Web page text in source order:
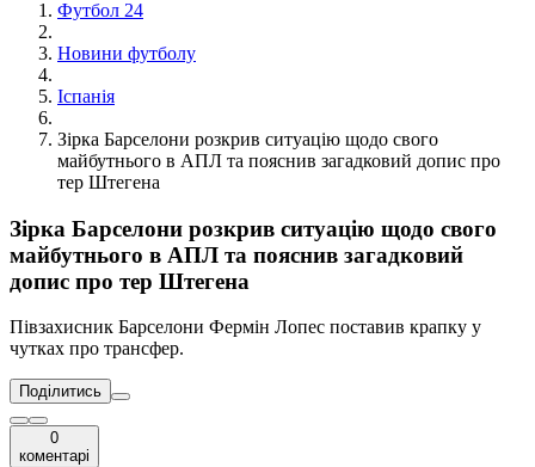
Футбол 24
Новини футболу
Іспанія
Зірка Барселони розкрив ситуацію щодо свого
майбутнього в АПЛ та пояснив загадковий допис про
тер Штегена
Зірка Барселони розкрив ситуацію щодо свого
майбутнього в АПЛ та пояснив загадковий
допис про тер Штегена
Півзахисник Барселони Фермін Лопес поставив крапку у
чутках про трансфер.
Поділитись
0
коментарі